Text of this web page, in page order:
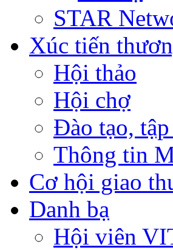
STAR
Xúc tiến
Hội thảo
Hội chợ
Đào tạo,
Thông tin
Cơ hội giao
Danh bạ
Hội viên